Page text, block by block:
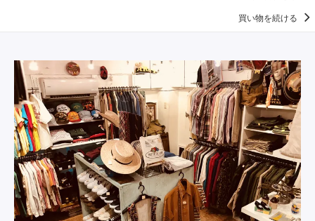
買い物を続ける